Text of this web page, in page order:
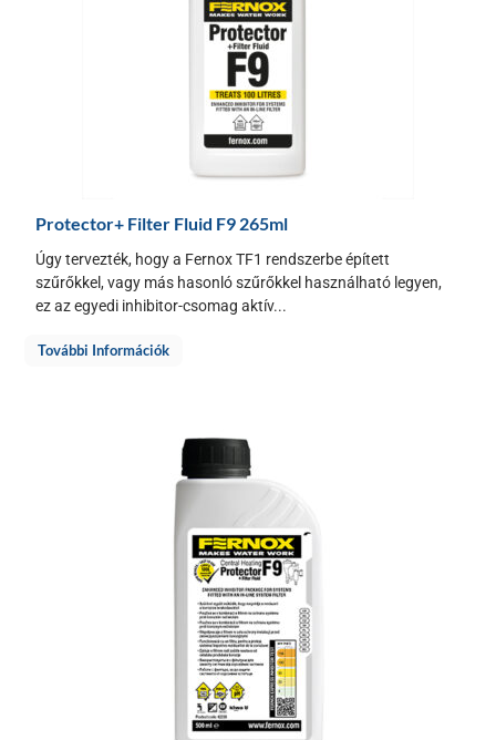
Protector+ Filter Fluid F9 265ml
Úgy tervezték, hogy a Fernox TF1 rendszerbe épített
szűrőkkel, vagy más hasonló szűrőkkel használható legyen,
ez az egyedi inhibitor-csomag aktív...
További Információk